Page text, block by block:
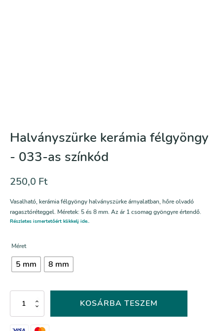
Halványszürke kerámia félgyöngy
- 033-as színkód
250,0 Ft
Vasalható, kerámia félgyöngy halványszürke árnyalatban, hőre olvadó
ragasztóréteggel. Méretek: 5 és 8 mm. Az ár 1 csomag gyöngyre értendő.
Részletes ismertetőért klikkelj ide..
Méret
5 mm 8 mm
Halványszürke
kerámia
félgyöngy
KOSÁRBA TESZEM